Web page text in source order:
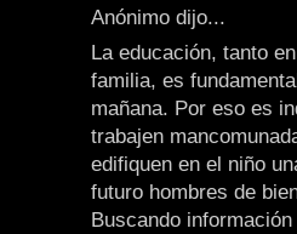
Anónimo dijo...
La educación, tanto
familia, es
mañana. Por eso es
trabajen
edifiquen en el niño
futuro hombres de
Buscando